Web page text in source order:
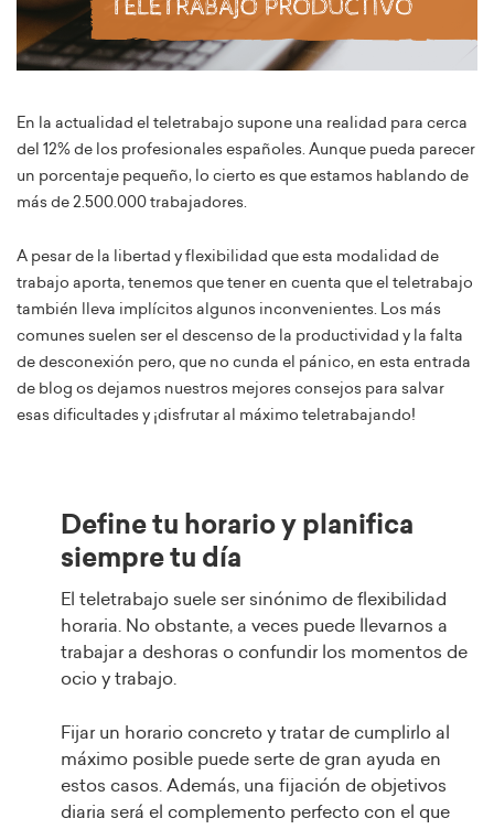
En la actualidad el teletrabajo supone una realidad para cerca
del 12% de los profesionales españoles. Aunque pueda parecer
un porcentaje pequeño, lo cierto es que estamos hablando de
más de 2.500.000 trabajadores.
A pesar de la libertad y flexibilidad que esta modalidad de
trabajo aporta, tenemos que tener en cuenta que el teletrabajo
también lleva implícitos algunos inconvenientes. Los más
comunes suelen ser el descenso de la productividad y la falta
de desconexión pero, que no cunda el pánico, en esta entrada
de blog os dejamos nuestros mejores consejos para salvar
esas dificultades y ¡disfrutar al máximo teletrabajando!
Define tu horario y planifica
siempre tu día
El teletrabajo suele ser sinónimo de flexibilidad
horaria. No obstante, a veces puede llevarnos a
trabajar a deshoras o confundir los momentos de
ocio y trabajo.
Fijar un horario concreto y tratar de cumplirlo al
máximo posible puede serte de gran ayuda en
estos casos. Además, una fijación de objetivos
diaria será el complemento perfecto con el que